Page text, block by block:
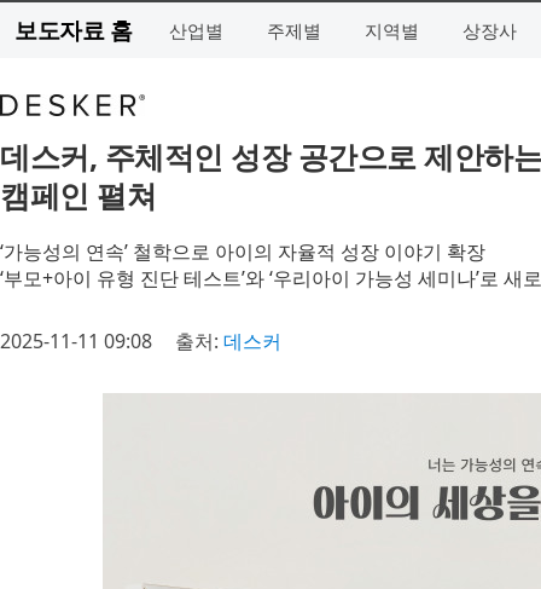
보도자료 홈 산업별 주제별 지역별 상장사
데스커, 주체적인 성장 공간으로 제안하
캠페인 펼쳐
‘가능성의 연속’ 철학으로 아이의 자율적 성장 이야기 확장
‘부모+아이 유형 진단 테스트’와 ‘우리아이 가능성 세미나’로 새
2025-11-11 09:08 출처: 데스커